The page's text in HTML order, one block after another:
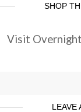
SHOP
Visit
LEAVE